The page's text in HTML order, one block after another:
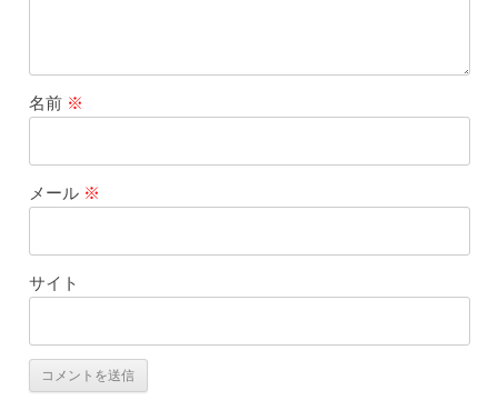
名前 ※
メール ※
サイト